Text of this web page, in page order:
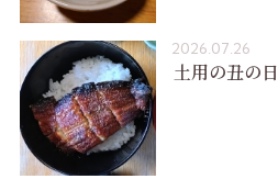
2026.07.26
土用の丑の日